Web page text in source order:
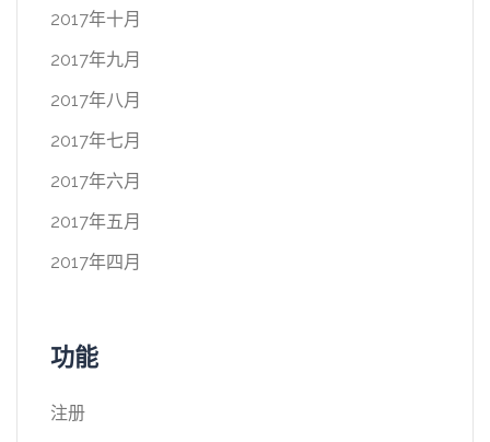
2017年十月
2017年九月
2017年八月
2017年七月
2017年六月
2017年五月
2017年四月
功能
注册